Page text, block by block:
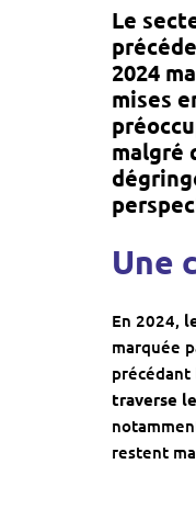
Le
2024
mises
malgré
Une
En 2024,
marquée
précédant
traverse
restent